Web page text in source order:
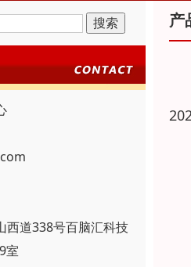
西道338号百脑汇科技
室
产